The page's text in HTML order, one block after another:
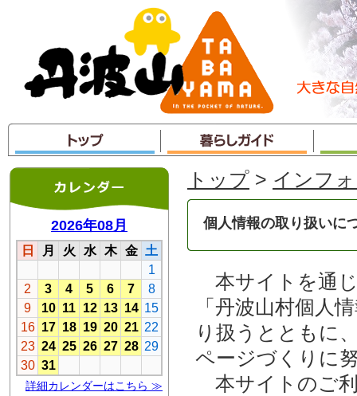
ャ
ン
プ
トップ > インフ
個人情報の取り扱いに
本サイトを通
「丹波山村個人
り扱うとともに
ページづくりに
本サイトのご